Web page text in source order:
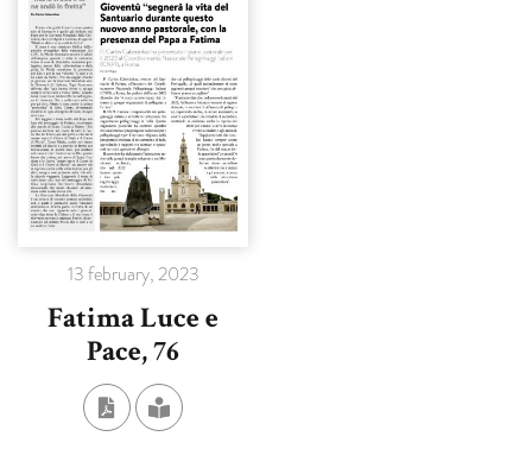
13 february, 2023
Fatima Luce e
Pace, 76
SCARICA IL FILE IN FORMATO PDF
VEDI L'EDIZIONE SELEZIONATA